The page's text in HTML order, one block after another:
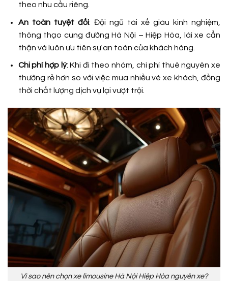
theo nhu cầu riêng.
An toàn tuyệt đối: Đội ngũ tài xế giàu kinh nghiệm,
thông thạo cung đường Hà Nội – Hiệp Hòa, lái xe cẩn
thận và luôn ưu tiên sự an toàn của khách hàng.
Chi phí hợp lý: Khi đi theo nhóm, chi phí thuê nguyên xe
thường rẻ hơn so với việc mua nhiều vé xe khách, đồng
thời chất lượng dịch vụ lại vượt trội.
Vì sao nên chọn xe limousine Hà Nội Hiệp Hòa nguyên xe?